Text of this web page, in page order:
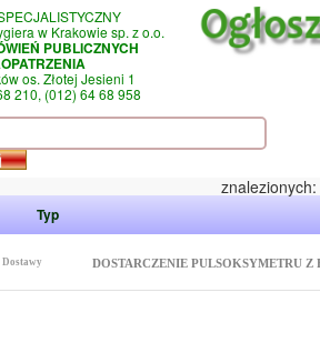
w Krakowie sp. z o.o.
PUBLICZNYCH
os. Złotej Jesieni 1
210, (012) 64 68 958
znalezionych:
Typ
Dostawy DOSTARCZENIE PULSOKSYMETRU